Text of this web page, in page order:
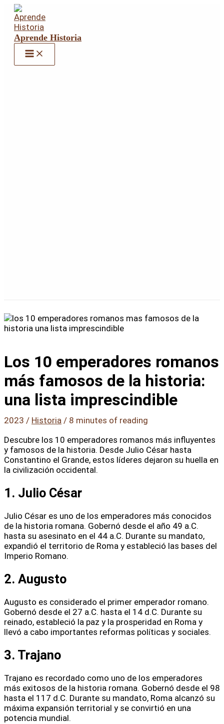
contenido
Aprende Historia
Los 10 emperadores romanos
más famosos de la historia:
una lista imprescindible
2023 / Historia / 8 minutes of reading
Descubre los 10 emperadores romanos más influyentes
y famosos de la historia. Desde Julio César hasta
Constantino el Grande, estos líderes dejaron su huella en
la civilización occidental.
1. Julio César
Julio César es uno de los emperadores más conocidos
de la historia romana. Gobernó desde el año 49 a.C.
hasta su asesinato en el 44 a.C. Durante su mandato,
expandió el territorio de Roma y estableció las bases del
Imperio Romano.
2. Augusto
Augusto es considerado el primer emperador romano.
Gobernó desde el 27 a.C. hasta el 14 d.C. Durante su
reinado, estableció la paz y la prosperidad en Roma y
llevó a cabo importantes reformas políticas y sociales.
3. Trajano
Trajano es recordado como uno de los emperadores
más exitosos de la historia romana. Gobernó desde el 98
hasta el 117 d.C. Durante su mandato, Roma alcanzó su
máxima expansión territorial y se convirtió en una
potencia mundial.